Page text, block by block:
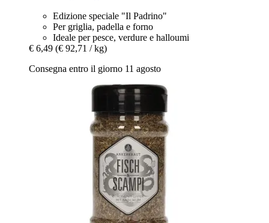
Edizione speciale "Il Padrino"
Per griglia, padella e forno
Ideale per pesce, verdure e halloumi
€ 6,49 (€ 92,71 / kg)
Consegna entro il giorno 11 agosto